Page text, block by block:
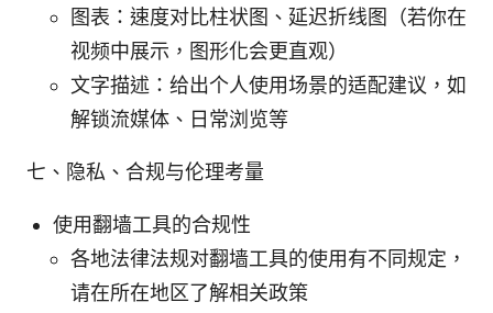
图表：速度对比柱状图、延迟折线图（若你在
视频中展示，图形化会更直观）
文字描述：给出个人使用场景的适配建议，如
解锁流媒体、日常浏览等
七、隐私、合规与伦理考量
使用翻墙工具的合规性
各地法律法规对翻墙工具的使用有不同规定，
请在所在地区了解相关政策